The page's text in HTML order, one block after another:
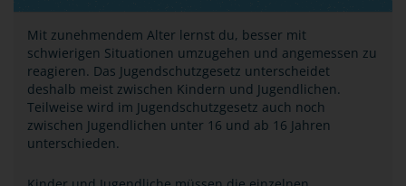
Mit zunehmendem Alter lernst du, besser mit
schwierigen Situationen umzugehen und angemessen zu
reagieren. Das Jugendschutzgesetz unterscheidet
deshalb meist zwischen Kindern und Jugendlichen.
Teilweise wird im Jugendschutzgesetz auch noch
zwischen Jugendlichen unter 16 und ab 16 Jahren
unterschieden.